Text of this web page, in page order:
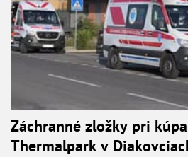
Záchranné zložky pri
Thermalpark v